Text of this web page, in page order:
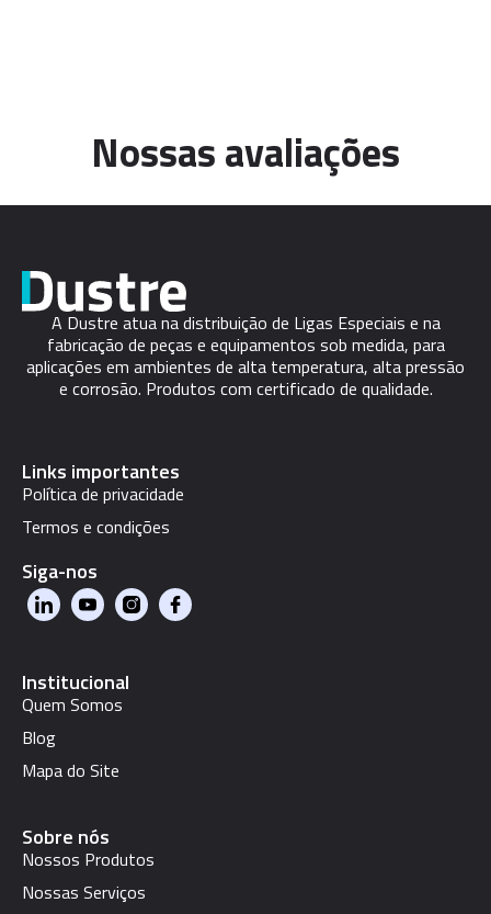
Nossas avaliações
A Dustre atua na distribuição de Ligas Especiais e na
fabricação de peças e equipamentos sob medida, para
aplicações em ambientes de alta temperatura, alta pressão
e corrosão. Produtos com certificado de qualidade.
Links importantes
Política de privacidade
Termos e condições
Siga-nos
Institucional
Quem Somos
Blog
Mapa do Site
Sobre nós
Nossos Produtos
Nossas Serviços